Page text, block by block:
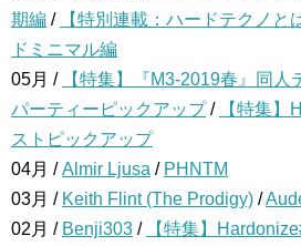
期編 /
【特別連載：ハードテクノと
ドミニマル編
05月 /
【特集】『M3-2019春』同人
パーティーピックアップ/
【特集】
ストピックアップ
04月 /Almir Ljusa / PHNTM
03月 / Keith Flint (The Prodigy) /
02月 / Benji303 /
【特集】